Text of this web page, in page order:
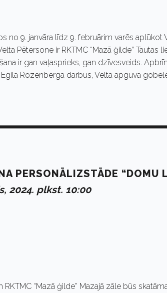
no 9. janvāra līdz 9. februārim varēs aplūkot
Pētersone ir RKTMC “Mazā ģilde” Tautas
ir gan vaļasprieks, gan dzīvesveids.
Rozenberga darbus, Velta apguva
PERSONĀLIZSTĀDE “DOMU
2024. plkst. 10:00
“Mazā ģilde” Mazajā zāle būs